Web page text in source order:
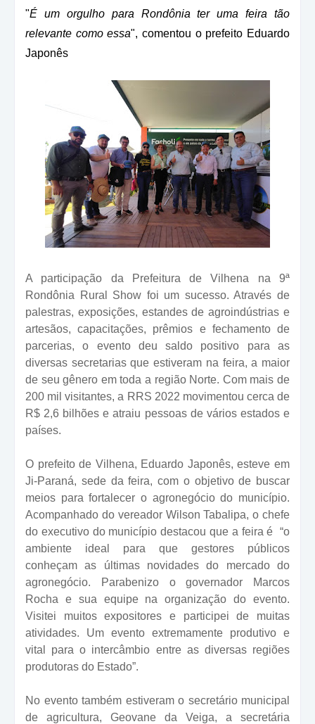
"É um orgulho para Rondônia ter uma feira tão
relevante como essa", comentou o prefeito Eduardo
Japonês
A participação da Prefeitura de Vilhena na 9ª
Rondônia Rural Show foi um sucesso. Através de
palestras, exposições, estandes de agroindústrias e
artesãos, capacitações, prêmios e fechamento de
parcerias, o evento deu saldo positivo para as
diversas secretarias que estiveram na feira, a maior
de seu gênero em toda a região Norte. Com mais de
200 mil visitantes, a RRS 2022 movimentou cerca de
R$ 2,6 bilhões e atraiu pessoas de vários estados e
países.
O prefeito de Vilhena, Eduardo Japonês, esteve em
Ji-Paraná, sede da feira, com o objetivo de buscar
meios para fortalecer o agronegócio do município.
Acompanhado do vereador Wilson Tabalipa, o chefe
do executivo do município destacou que a feira é “o
ambiente ideal para que gestores públicos
conheçam as últimas novidades do mercado do
agronegócio. Parabenizo o governador Marcos
Rocha e sua equipe na organização do evento.
Visitei muitos expositores e participei de muitas
atividades. Um evento extremamente produtivo e
vital para o intercâmbio entre as diversas regiões
produtoras do Estado”.
No evento também estiveram o secretário municipal
de agricultura, Geovane da Veiga, a secretária